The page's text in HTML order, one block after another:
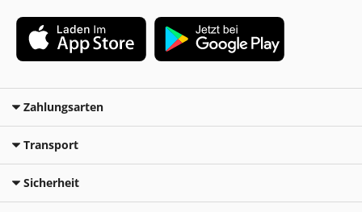
Zahlungsarten
Transport
Sicherheit